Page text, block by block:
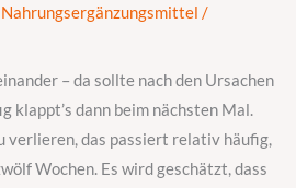
Nahrungsergänzungsmittel /
– da sollte nach den Ursachen
klappt’s dann beim nächsten Mal.
verlieren, das passiert relativ häufig,
Wochen. Es wird geschätzt, dass